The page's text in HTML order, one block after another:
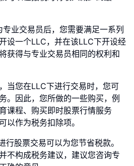
业交易员后，您需要满足一系列
设一个LLC，并在该LLC下开设经
获得与专业交易员相同的权利和
当您在LLC下进行交易时，您可
。因此，您所做的一些购买，例
课程、购买即时股票行情服务
以作为税务扣除项。
行股票交易可以为您节省税款。
不构成税务建议，建议您咨询专